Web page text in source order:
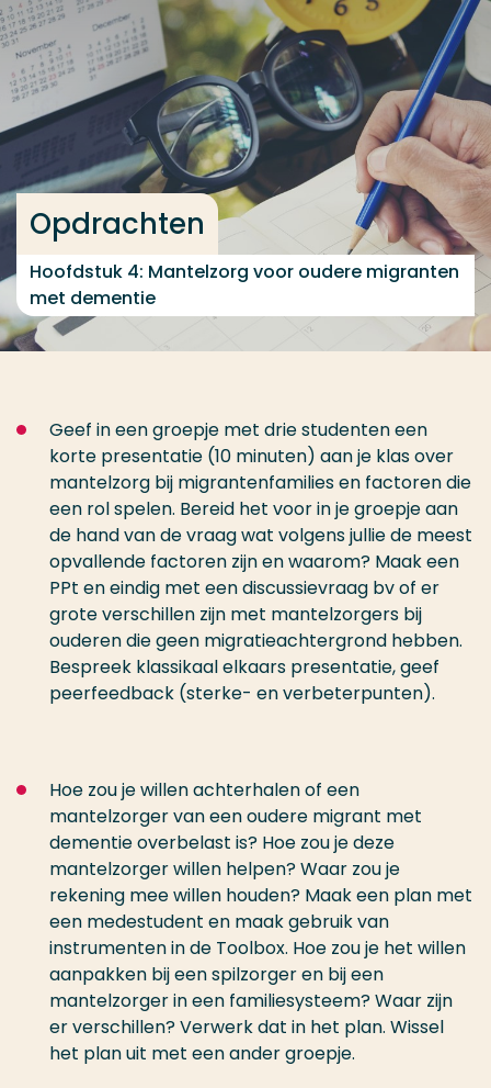
Ga direct naar de content
... > Opdrachten
Opdrachten
Hoofdstuk 4: Mantelzorg voor oudere migranten
met dementie
Geef in een groepje met drie studenten een
korte presentatie (10 minuten) aan je klas over
mantelzorg bij migrantenfamilies en factoren die
een rol spelen. Bereid het voor in je groepje aan
de hand van de vraag wat volgens jullie de meest
opvallende factoren zijn en waarom? Maak een
PPt en eindig met een discussievraag bv of er
grote verschillen zijn met mantelzorgers bij
ouderen die geen migratieachtergrond hebben.
Bespreek klassikaal elkaars presentatie, geef
peerfeedback (sterke- en verbeterpunten).
Hoe zou je willen achterhalen of een
mantelzorger van een oudere migrant met
dementie overbelast is? Hoe zou je deze
mantelzorger willen helpen? Waar zou je
rekening mee willen houden? Maak een plan met
een medestudent en maak gebruik van
instrumenten in de Toolbox. Hoe zou je het willen
aanpakken bij een spilzorger en bij een
mantelzorger in een familiesysteem? Waar zijn
er verschillen? Verwerk dat in het plan. Wissel
het plan uit met een ander groepje.
Veel gezocht
Opleiding
Contact